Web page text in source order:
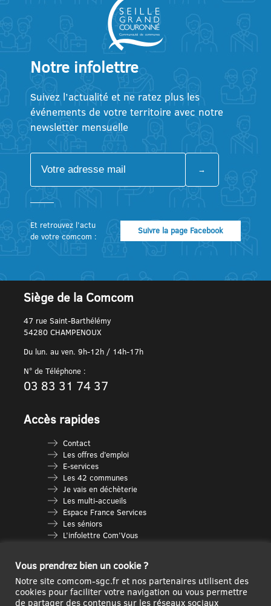
Notre infolettre
Suivez l’actualité et ne ratez plus les
événements de votre territoire avec notre
newsletter mensuelle
Et retrouvez l’actu
de votre comcom :
Suivre la page Facebook
Siège de la Comcom
47 rue Saint-Barthélémy
54280 CHAMPENOUX
Du lun. au ven. 9h-12h / 14h-17h
N° de Téléphone :
03 83 31 74 37
Accès rapides
Contact
Les offres d’emploi
E-services
Les 42 communes
Je vais en déchèterie
Les multi-accueils
Espace France Services
Les séniors
L’infolettre Com’Vous
Vous prendrez bien un cookie ?
Notre site comcom-sgc.fr et nos partenaires utilisent des
cookies pour faciliter votre navigation ou vous permettre
de partager des contenus sur les réseaux sociaux